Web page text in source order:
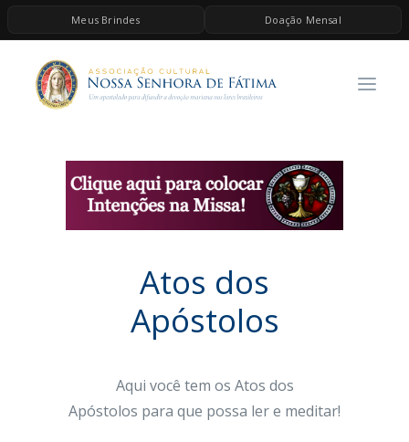
Meus Brindes Doação Mensal
HOME
A ASSOCIAÇÃO
AS MELHORES MÚSICAS CATÓLICAS
BRINDES
Atos dos
Apóstolos
Aqui você tem os Atos dos
Apóstolos para que possa ler e meditar!